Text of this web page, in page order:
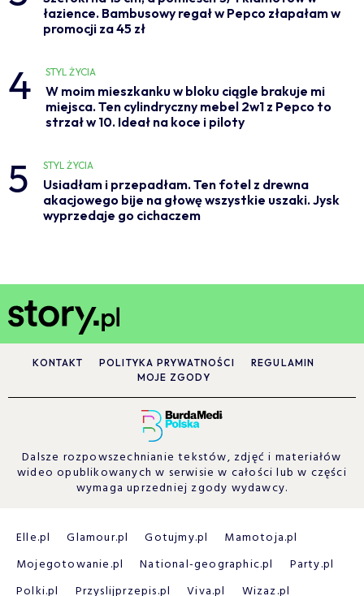
łazience. Bambusowy regał w Pepco złapałam w
promocji za 45 zł
4 STYL ŻYCIA
W moim mieszkanku w bloku ciągle brakuje mi
miejsca. Ten cylindryczny mebel 2w1 z Pepco to
strzał w 10. Ideał na koce i piloty
5 STYL ŻYCIA
Usiadłam i przepadłam. Ten fotel z drewna
akacjowego bije na głowę wszystkie uszaki. Jysk
wyprzedaje go cichaczem
KONTAKT POLITYKA PRYWATNOŚCI
REGULAMIN
MOJE ZGODY
Dalsze rozpowszechnianie tekstów, zdjęć i materiałów
wideo opublikowanych w serwisie w całości lub w części
wymaga uprzedniej zgody wydawcy.
Elle.pl Glamour.pl Gotujmy.pl
Mamotoja.pl
Mojegotowanie.pl
National-geographic.pl
Party.pl
Polki.pl
Przyslijprzepis.pl Viva.pl Wizaz.pl